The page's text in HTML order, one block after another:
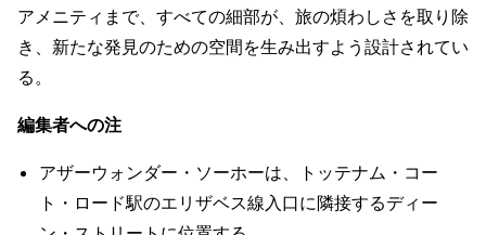
アメニティまで、すべての細部が、旅の煩わしさを取り除
き、新たな発見のための空間を生み出すよう設計されてい
る。
編集者への注
アザーウォンダー・ソーホーは、トッテナム・コー
ト・ロード駅のエリザベス線入口に隣接するディー